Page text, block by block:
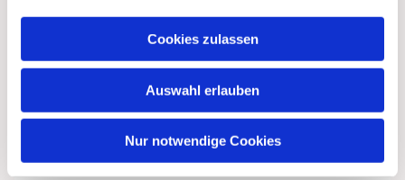
Cookies zulassen
Auswahl erlauben
Nur notwendige Cookies